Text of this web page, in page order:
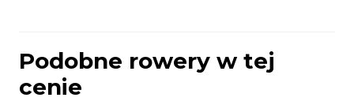
Podobne rowery w tej
cenie